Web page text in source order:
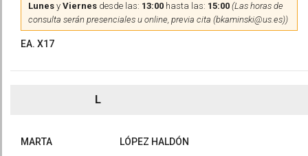
Lunes y Viernes desde las: 13:00 hasta las: 15:00 (Las horas de
consulta serán presenciales u online, previa cita (bkaminski@us.es))
EA. X17
L
MARTA LÓPEZ HALDÓN